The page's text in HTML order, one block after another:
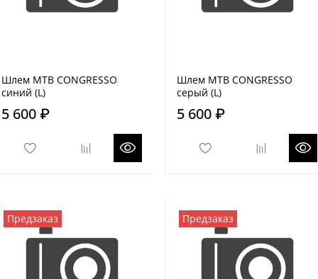
Шлем MTB CONGRESSO
синий (L)
5 600 ₽
Шлем MTB CONGRESSO
серый (L)
5 600 ₽
Предзаказ Предзаказ